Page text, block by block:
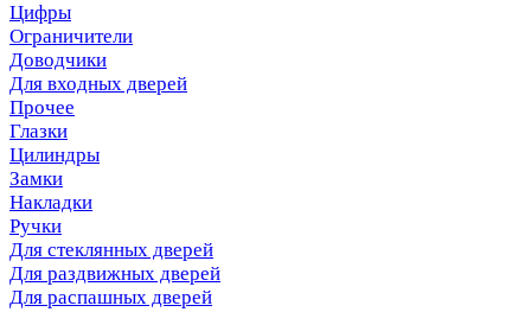
Цифры
Ограничители
Доводчики
Для входных дверей
Прочее
Глазки
Цилиндры
Замки
Накладки
Ручки
Для стеклянных дверей
Для раздвижных дверей
Для распашных дверей